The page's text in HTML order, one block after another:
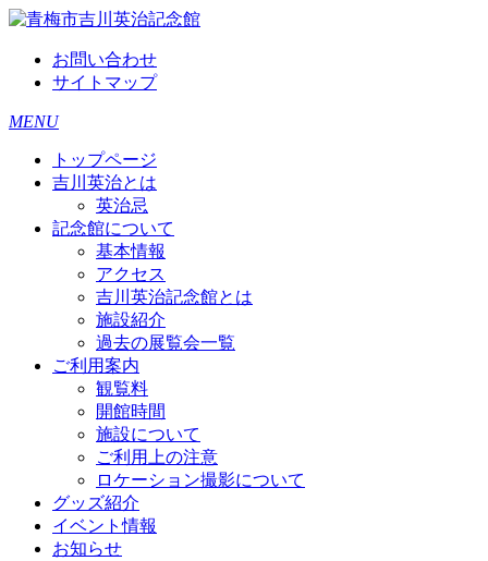
お問い合わせ
サイトマップ
MENU
トップページ
吉川英治とは
英治忌
記念館について
基本情報
アクセス
吉川英治記念館とは
施設紹介
過去の展覧会一覧
ご利用案内
観覧料
開館時間
施設について
ご利用上の注意
ロケーション撮影について
グッズ紹介
イベント情報
お知らせ